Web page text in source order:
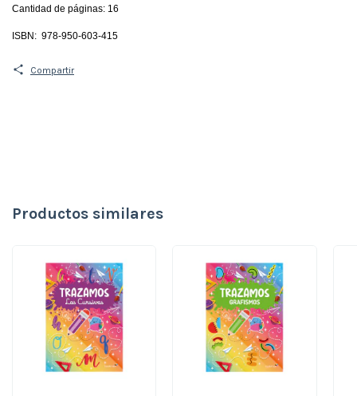
Cantidad de páginas: 16
ISBN: 978-950-603-415
Compartir
Productos similares